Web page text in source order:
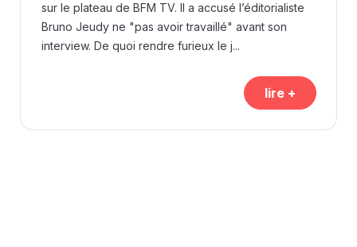
sur le plateau de BFM TV. Il a accusé l’éditorialiste
Bruno Jeudy ne "pas avoir travaillé" avant son
interview. De quoi rendre furieux le j...
lire +